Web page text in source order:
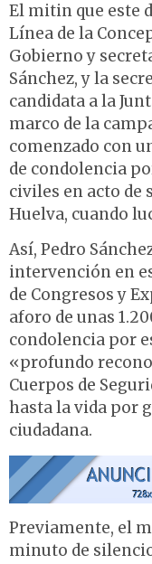
El mitin que este
Línea de la
Gobierno y
Sánchez, y la
candidata a la
marco de la
comenzado con
de condolencia
civiles en acto de
Huelva, cuando
Así, Pedro
intervención en
de Congresos y
aforo de unas
condolencia por
«profundo
Cuerpos de
hasta la vida por
ciudadana.
Previamente, el
minuto de